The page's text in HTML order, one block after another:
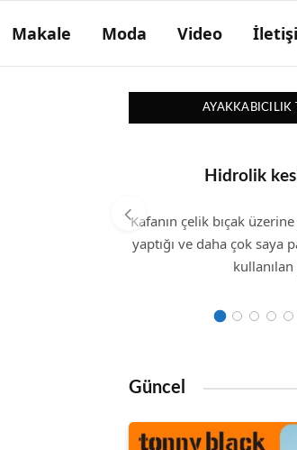
Makale Moda Video
AYAKKABICILIK
Hidrolik
Kafanın çelik bıçak
yaptığı ve daha çok saya
Güncel